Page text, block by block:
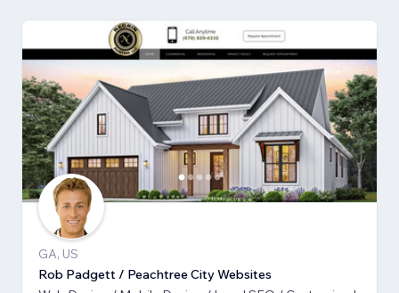
GA, US
Rob Padgett / Peachtree City Websites